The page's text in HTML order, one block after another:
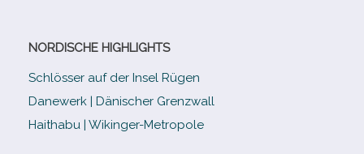
NORDISCHE HIGHLIGHTS
Schlösser auf der Insel Rügen
Danewerk | Dänischer Grenzwall
Haithabu | Wikinger-Metropole